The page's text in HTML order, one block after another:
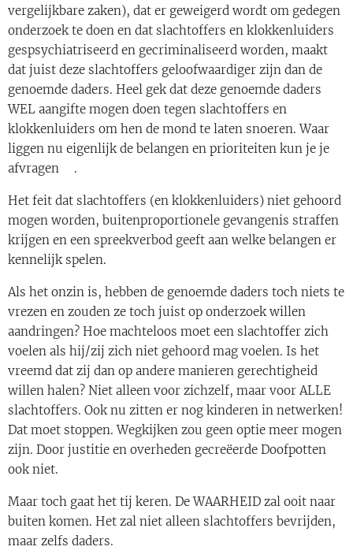
vergelijkbare zaken), dat er geweigerd wordt om gedegen
onderzoek te doen en dat slachtoffers en klokkenluiders
gespsychiatriseerd en gecriminaliseerd worden, maakt
dat juist deze slachtoffers geloofwaardiger zijn dan de
genoemde daders. Heel gek dat deze genoemde daders
WEL aangifte mogen doen tegen slachtoffers en
klokkenluiders om hen de mond te laten snoeren. Waar
liggen nu eigenlijk de belangen en prioriteiten kun je je
afvragen🤔.
Het feit dat slachtoffers (en klokkenluiders) niet gehoord
mogen worden, buitenproportionele gevangenis straffen
krijgen en een spreekverbod geeft aan welke belangen er
kennelijk spelen.
Als het onzin is, hebben de genoemde daders toch niets te
vrezen en zouden ze toch juist op onderzoek willen
aandringen? Hoe machteloos moet een slachtoffer zich
voelen als hij/zij zich niet gehoord mag voelen. Is het
vreemd dat zij dan op andere manieren gerechtigheid
willen halen? Niet alleen voor zichzelf, maar voor ALLE
slachtoffers. Ook nu zitten er nog kinderen in netwerken!
Dat moet stoppen. Wegkijken zou geen optie meer mogen
zijn. Door justitie en overheden gecreëerde Doofpotten
ook niet.
Maar toch gaat het tij keren. De WAARHEID zal ooit naar
buiten komen. Het zal niet alleen slachtoffers bevrijden,
maar zelfs daders.